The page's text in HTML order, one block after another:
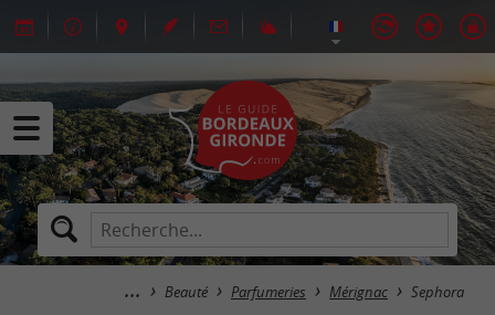
Beauté Parfumeries Mérignac Sephora